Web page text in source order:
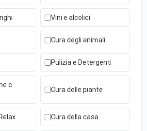
Vini e alcolici
Cura degli animali
Pulizia e Detergenti
e
Cura delle piante
Cura della casa